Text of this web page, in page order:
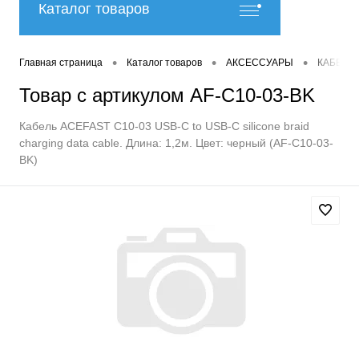
Каталог товаров
Главная страница • Каталог товаров • АКСЕССУАРЫ •
Товар с артикулом AF-C10-03-BK
Кабель ACEFAST C10-03 USB-C to USB-C silicone braid
charging data cable. Длина: 1,2м. Цвет: черный (AF-C10-03-
BK)